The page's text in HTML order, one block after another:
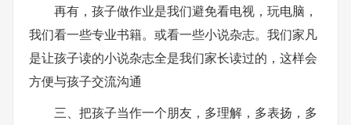
再有，孩子做作业是我们避免看电视，玩电脑，
我们看一些专业书籍。或看一些小说杂志。我们家凡
是让孩子读的小说杂志全是我们家长读过的，这样会
方便与孩子交流沟通
三、把孩子当作一个朋友，多理解，多表扬，多